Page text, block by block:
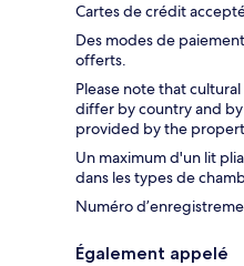
Cartes de crédit
Des modes de
offerts.
Please note that
differ by country and
provided by the
Un maximum d'un lit
dans les types de
Numéro
Également appelé